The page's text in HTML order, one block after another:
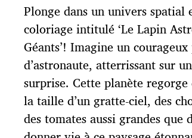
e
p
u
b
l
i
c
a
t
i
Plonge dans un univers
coloriage intitulé ‘Le Lapin
Géants’! Imagine un
d’astronaute, atterrissant sur
surprise. Cette planète
la taille d’un gratte-ciel, des
des tomates aussi grandes que